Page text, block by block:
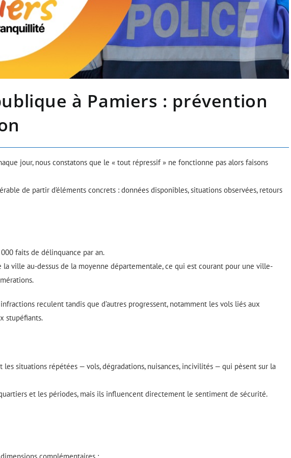
à Pamiers : prévention
jour, nous constatons que le « tout répressif » ne fonctionne pas alors faisons
de partir d’éléments concrets : données disponibles, situations observées, retours
faits de délinquance par an.
la ville au-dessus de la moyenne départementale, ce qui est courant pour une ville-
reculent tandis que d’autres progressent, notamment les vols liés aux
stupéfiants.
les situations répétées — vols, dégradations, nuisances, incivilités — qui pèsent sur la
et les périodes, mais ils influencent directement le sentiment de sécurité.